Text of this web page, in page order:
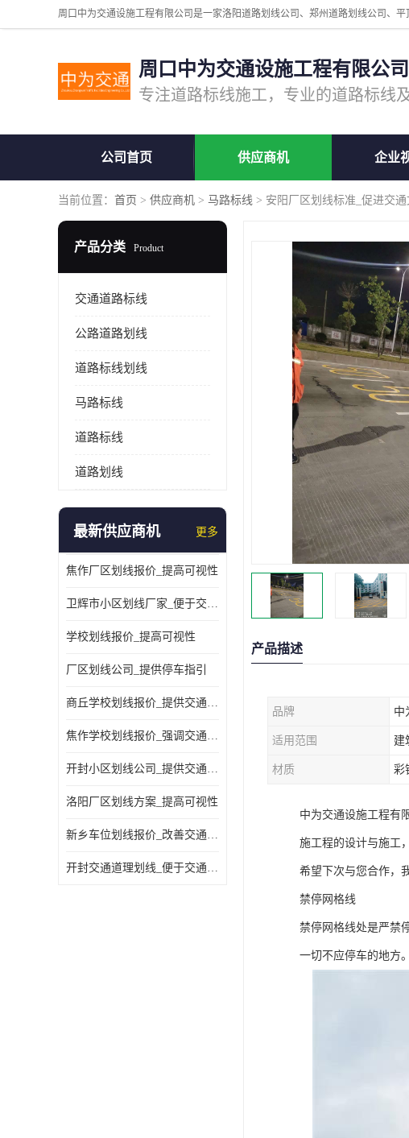
周口中为交通设施工程有限公司
公司首页 供应商机 企业
当前位置： 首页 > 供应商机 > 马路标线 > 安阳厂区划线标准_促进交通
产品分类 Product
交通道路标线
公路道路划线
道路标线划线
马路标线
道路标线
道路划线
最新供应商机 更多
焦作厂区划线报价_提高可视性
卫辉市小区划线厂家_便于交通管理
学校划线报价_提高可视性
厂区划线公司_提供停车指引
商丘学校划线报价_提供交通信息
焦作学校划线报价_强调交通规则
开封小区划线公司_提供交通信息
洛阳厂区划线方案_提高可视性
新乡车位划线报价_改善交通效率
开封交通道理划线_便于交通管理
产品描述
品牌 中
适用范围 建
材质 彩
中为交通设施工程有
施工程的设计与施工
希望下次与您合作，
禁停网格线
禁停网格线处是严禁
一切不应停车的地方。